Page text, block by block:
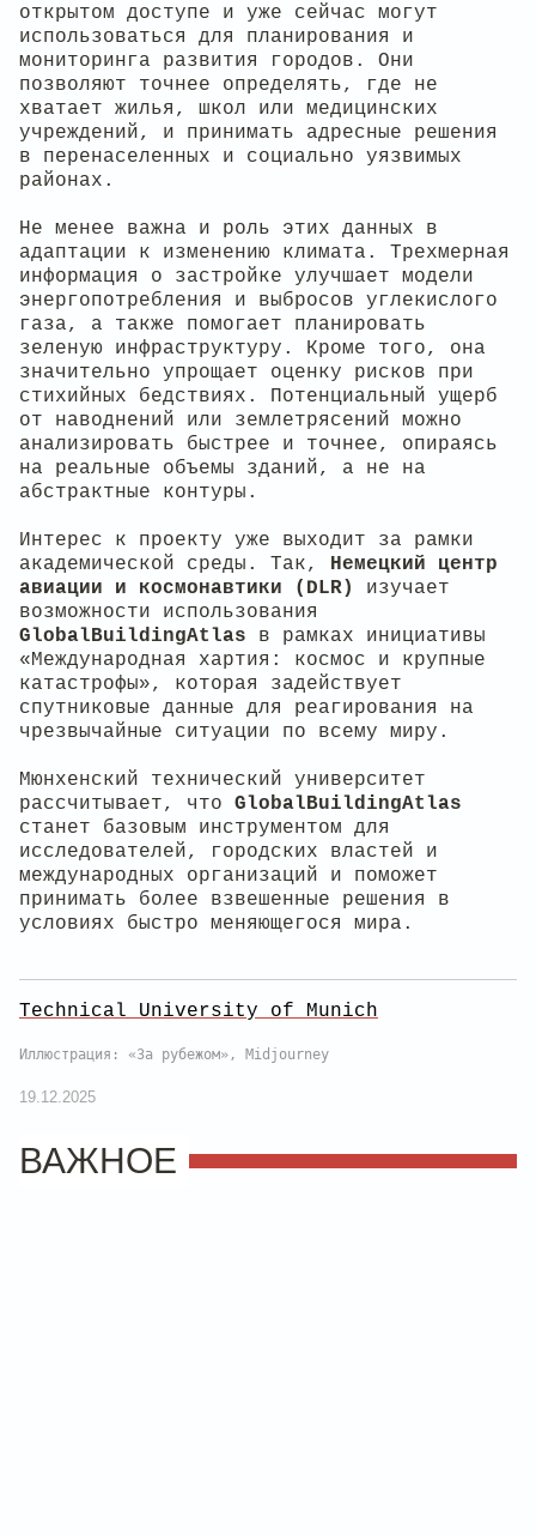
открытом доступе и уже сейчас могут
использоваться для планирования и
мониторинга развития городов. Они
позволяют точнее определять, где не
хватает жилья, школ или медицинских
учреждений, и принимать адресные решения
в перенаселенных и социально уязвимых
районах.
Не менее важна и роль этих данных в
адаптации к изменению климата. Трехмерная
информация о застройке улучшает модели
энергопотребления и выбросов углекислого
газа, а также помогает планировать
зеленую инфраструктуру. Кроме того, она
значительно упрощает оценку рисков при
стихийных бедствиях. Потенциальный ущерб
от наводнений или землетрясений можно
анализировать быстрее и точнее, опираясь
на реальные объемы зданий, а не на
абстрактные контуры.
Интерес к проекту уже выходит за рамки
академической среды. Так, Немецкий центр
авиации и космонавтики (DLR) изучает
возможности использования
GlobalBuildingAtlas в рамках инициативы
«Международная хартия: космос и крупные
катастрофы», которая задействует
спутниковые данные для реагирования на
чрезвычайные ситуации по всему миру.
Мюнхенский технический университет
рассчитывает, что GlobalBuildingAtlas
станет базовым инструментом для
исследователей, городских властей и
международных организаций и поможет
принимать более взвешенные решения в
условиях быстро меняющегося мира.
Technical University of Munich
Иллюстрация: «За рубежом», Midjourney
19.12.2025
ВАЖНОЕ